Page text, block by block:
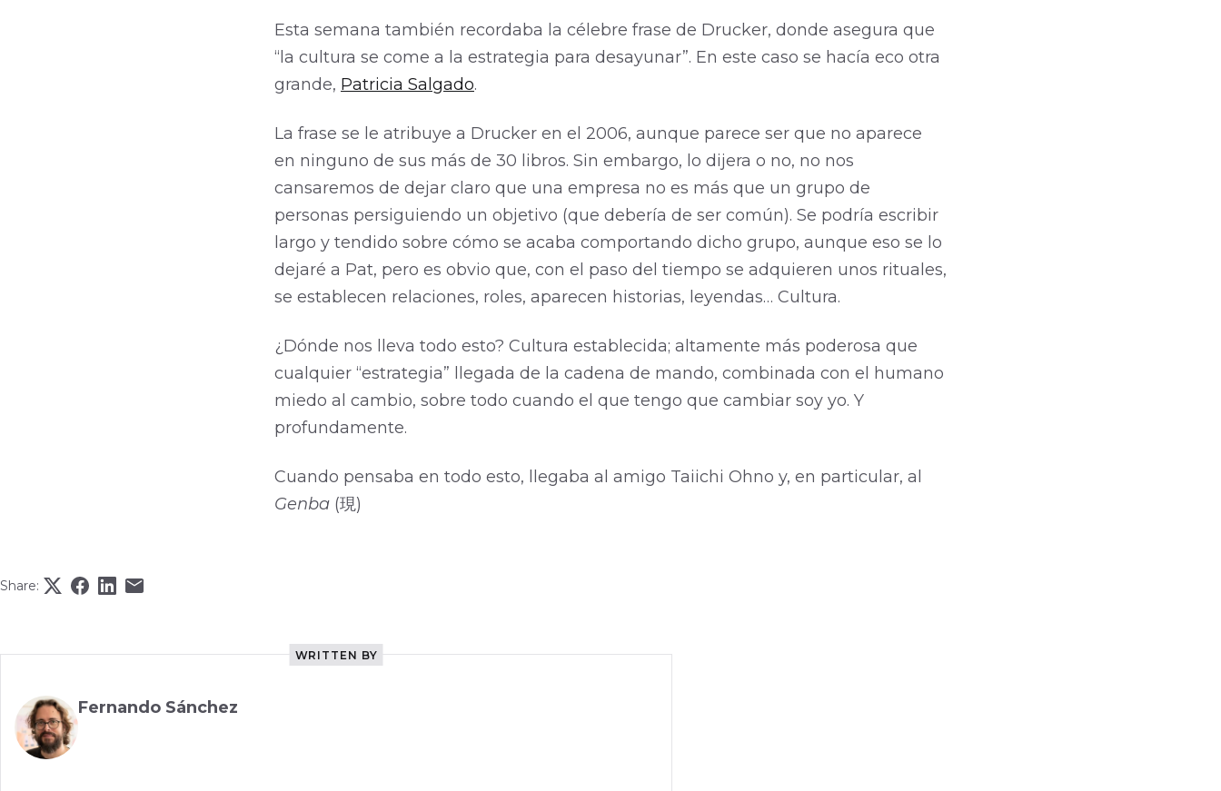
Esta semana también recordaba la célebre frase de Drucker, donde asegura que
“la cultura se come a la estrategia para desayunar”. En este caso se hacía eco otra
grande, Patricia Salgado.
La frase se le atribuye a Drucker en el 2006, aunque parece ser que no aparece
en ninguno de sus más de 30 libros. Sin embargo, lo dijera o no, no nos
cansaremos de dejar claro que una empresa no es más que un grupo de
personas persiguiendo un objetivo (que debería de ser común). Se podría escribir
largo y tendido sobre cómo se acaba comportando dicho grupo, aunque eso se lo
dejaré a Pat, pero es obvio que, con el paso del tiempo se adquieren unos rituales,
se establecen relaciones, roles, aparecen historias, leyendas… Cultura.
¿Dónde nos lleva todo esto? Cultura establecida; altamente más poderosa que
cualquier “estrategia” llegada de la cadena de mando, combinada con el humano
miedo al cambio, sobre todo cuando el que tengo que cambiar soy yo. Y
profundamente.
Cuando pensaba en todo esto, llegaba al amigo Taiichi Ohno y, en particular, al
Genba (現)
Share:
WRITTEN BY
Fernando Sánchez